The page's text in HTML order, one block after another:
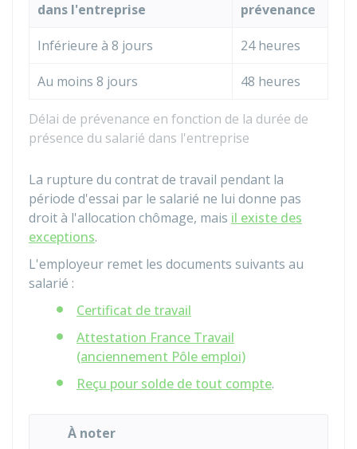
Délai de prévenance en fonction de la durée de
présence du salarié dans l'entreprise
dans l'entreprise
prévenance
Inférieure à 8 jours 24 heures
Au moins 8 jours 48 heures
La rupture du contrat de travail pendant la
période d'essai par le salarié ne lui donne pas
droit à l'allocation chômage, mais il existe des
exceptions.
L'employeur remet les documents suivants au
salarié :
Certificat de travail
Attestation France Travail
(anciennement Pôle emploi)
Reçu pour solde de tout compte.
À noter